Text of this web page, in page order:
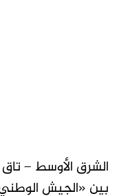
الشرق الأوسط –
بين «الجيش